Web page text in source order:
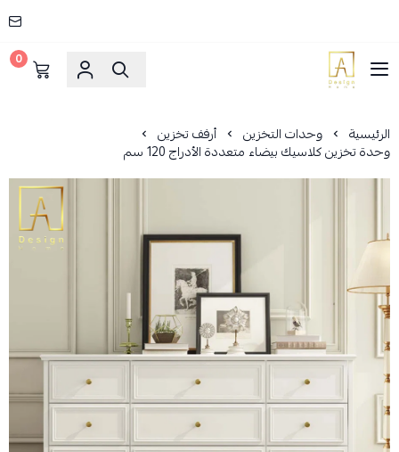
AD HOME
0
الرئيسية وحدات التخزين أرفف تخزين
وحدة تخزين كلاسيك بيضاء متعددة الأدراج 120 سم